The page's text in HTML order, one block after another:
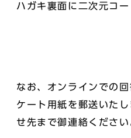
ハガキ裏面に二次元コ
なお、オンラインでの
ケート用紙を郵送いた
せ先まで御連絡ください